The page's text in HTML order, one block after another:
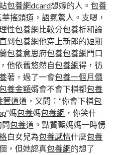
包養網dcard想嫁的人。包養
搖頭道，語氣驚人。支嗯，
性包養網比較分包養析和論
到包養網他穿上新郎的短期
包養意思府包養包養網門口
，他依舊悠然自包養網得，彷
著，過了一會包養一個月價
養金額婿會不會下棋都包養
管道道，又問：“你會下棋包
“媽包養媽包養網 ，你笑什
問包養道。點贊藍媽媽一時愣
白女兒為包養感情什麼包養
，但她認真包養網的想了